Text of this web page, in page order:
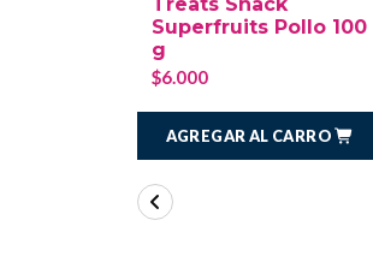
Superfruits Pollo 100
g
$6.000
AGREGAR AL CARRO